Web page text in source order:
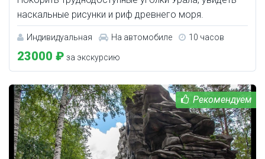
наскальные рисунки и риф древнего моря.
Индивидуальная На автомобиле 10 часов
23000 ₽ за экскурсию